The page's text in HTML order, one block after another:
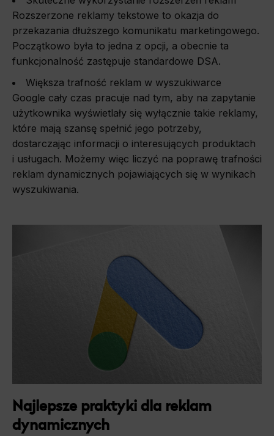
Rozszerzone reklamy tekstowe to okazja do
przekazania dłuższego komunikatu marketingowego.
Początkowo była to jedna z opcji, a obecnie ta
funkcjonalność zastępuje standardowe DSA.
Większa trafność reklam w wyszukiwarce
Google cały czas pracuje nad tym, aby na zapytanie
użytkownika wyświetlały się wyłącznie takie reklamy,
które mają szansę spełnić jego potrzeby,
dostarczając informacji o interesujących produktach
i usługach. Możemy więc liczyć na poprawę trafności
reklam dynamicznych pojawiających się w wynikach
wyszukiwania.
Najlepsze praktyki dla reklam
dynamicznych